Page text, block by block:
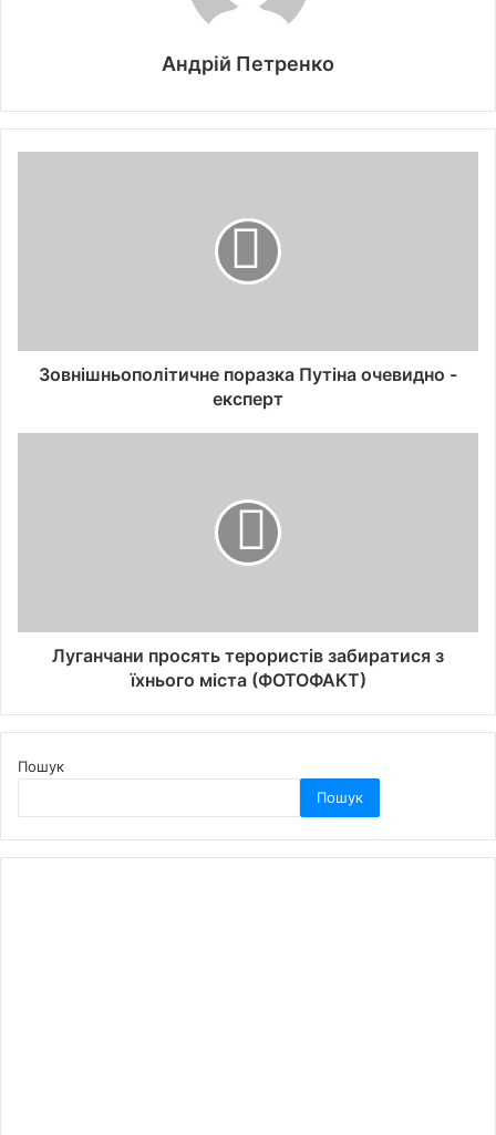
Андрій Петренко
Зовнішньополітичне поразка Путіна очевидно -
експерт
Луганчани просять терористів забиратися з
їхнього міста (ФОТОФАКТ)
Пошук
Пошук